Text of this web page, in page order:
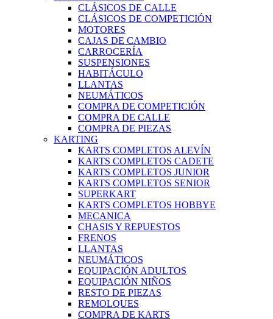
CLÁSICOS DE CALLE
CLÁSICOS DE COMPETICIÓN
MOTORES
CAJAS DE CAMBIO
CARROCERÍA
SUSPENSIONES
HABITÁCULO
LLANTAS
NEUMÁTICOS
COMPRA DE COMPETICIÓN
COMPRA DE CALLE
COMPRA DE PIEZAS
KARTING
KARTS COMPLETOS ALEVÍN
KARTS COMPLETOS CADETE
KARTS COMPLETOS JUNIOR
KARTS COMPLETOS SENIOR
SUPERKART
KARTS COMPLETOS HOBBYE
MECANICA
CHASIS Y REPUESTOS
FRENOS
LLANTAS
NEUMÁTICOS
EQUIPACIÓN ADULTOS
EQUIPACIÓN NIÑOS
RESTO DE PIEZAS
REMOLQUES
COMPRA DE KARTS